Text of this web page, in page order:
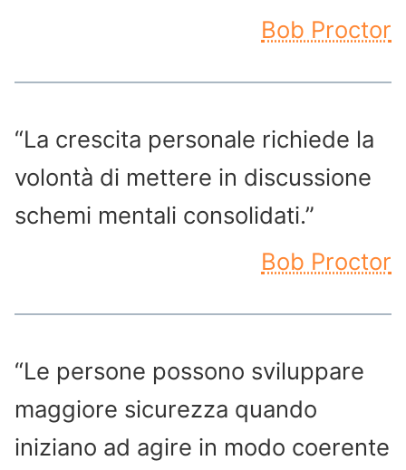
Bob Proctor
“La crescita personale richiede la
volontà di mettere in discussione
schemi mentali consolidati.”
Bob Proctor
“Le persone possono sviluppare
maggiore sicurezza quando
iniziano ad agire in modo coerente